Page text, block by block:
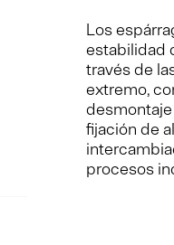
Los
estabilidad
través de
extremo,
fijación de
procesos